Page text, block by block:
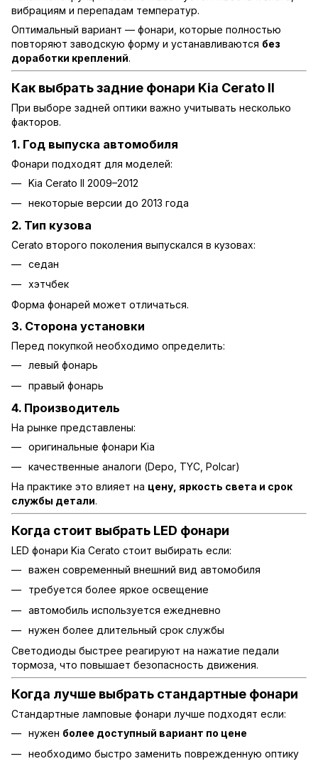
вибрациям и перепадам температур.
Оптимальный вариант — фонари, которые полностью
повторяют заводскую форму и устанавливаются без
доработки креплений.
Как выбрать задние фонари Kia Cerato II
При выборе задней оптики важно учитывать несколько
факторов.
1. Год выпуска автомобиля
Фонари подходят для моделей:
Kia Cerato II 2009–2012
некоторые версии до 2013 года
2. Тип кузова
Cerato второго поколения выпускался в кузовах:
седан
хэтчбек
Форма фонарей может отличаться.
3. Сторона установки
Перед покупкой необходимо определить:
левый фонарь
правый фонарь
4. Производитель
На рынке представлены:
оригинальные фонари Kia
качественные аналоги (Depo, TYC, Polcar)
На практике это влияет на цену, яркость света и срок
службы детали.
Когда стоит выбрать LED фонари
LED фонари Kia Cerato стоит выбирать если:
важен современный внешний вид автомобиля
требуется более яркое освещение
автомобиль используется ежедневно
нужен более длительный срок службы
Светодиоды быстрее реагируют на нажатие педали
тормоза, что повышает безопасность движения.
Когда лучше выбрать стандартные фонари
Стандартные ламповые фонари лучше подходят если:
нужен более доступный вариант по цене
необходимо быстро заменить поврежденную оптику